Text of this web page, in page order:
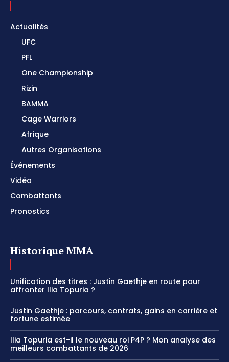
Actualités
UFC
PFL
One Championship
Rizin
BAMMA
Cage Warriors
Afrique
Autres Organisations
Événements
Vidéo
Combattants
Pronostics
Historique MMA
Unification des titres : Justin Gaethje en route pour
affronter Ilia Topuria ?
Justin Gaethje : parcours, contrats, gains en carrière et
fortune estimée
Ilia Topuria est-il le nouveau roi P4P ? Mon analyse des
meilleurs combattants de 2026